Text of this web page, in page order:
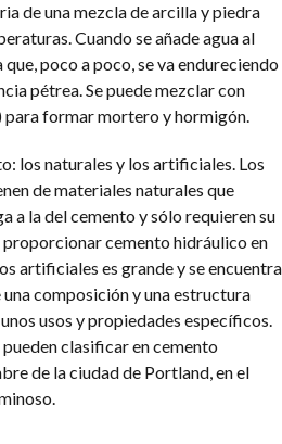
de una mezcla de arcilla y piedra
Cuando se añade agua al
poco a poco, se va endureciendo
pétrea. Se puede mezclar con
para formar mortero y hormigón.
los naturales y los artificiales. Los
de materiales naturales que
a la del cemento y sólo requieren su
cemento hidráulico en
artificiales es grande y se encuentra
composición y una estructura
usos y propiedades específicos.
clasificar en cemento
de la ciudad de Portland, en el